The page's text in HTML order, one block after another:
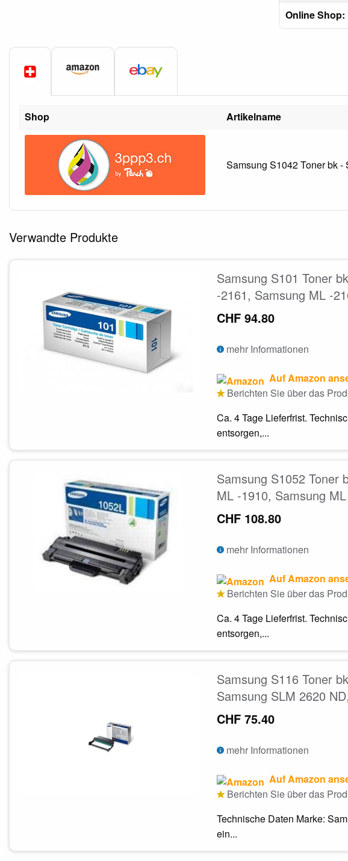
Online Shop:
Shop Artikelname
Samsung S1042 Toner bk -
Verwandte Produkte
Samsung S101 Toner
-2161, Samsung ML -
CHF 94.80
mehr Informationen
Auf Amazon
Berichten Sie über das
Ca. 4 Tage Lieferfrist.
entsorgen,...
Samsung S1052 Toner
ML -1910, Samsung
CHF 108.80
mehr Informationen
Auf Amazon
Berichten Sie über das
Ca. 4 Tage Lieferfrist.
entsorgen,...
Samsung S116 Toner
Samsung SLM 2620
CHF 75.40
mehr Informationen
Auf Amazon
Berichten Sie über das
Technische Daten Marke:
ein...